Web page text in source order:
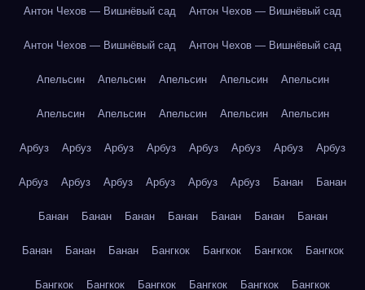
Антон Чехов — Вишнёвый сад Антон Чехов — Вишнёвый сад
Антон Чехов — Вишнёвый сад Антон Чехов — Вишнёвый сад
Апельсин Апельсин Апельсин Апельсин Апельсин
Апельсин Апельсин Апельсин Апельсин Апельсин
Арбуз Арбуз Арбуз Арбуз Арбуз Арбуз Арбуз Арбуз
Арбуз Арбуз Арбуз Арбуз Арбуз Арбуз Банан Банан
Банан Банан Банан Банан Банан Банан Банан
Банан Банан Банан Бангкок Бангкок Бангкок Бангкок
Бангкок Бангкок Бангкок Бангкок Бангкок Бангкок